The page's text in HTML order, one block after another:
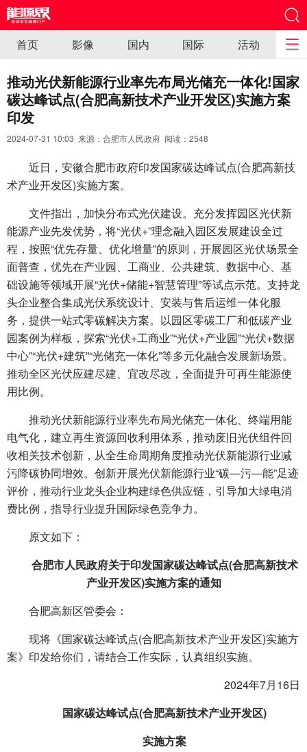
首页 影像 国内 国际 活动
推动光伏新能源行业率先布局光储充一体化!国家
碳达峰试点(合肥高新技术产业开发区)实施方案
印发
2024-07-31 10:03 来源：合肥市人民政府 阅读： 2548
近日，安徽合肥市政府印发国家碳达峰试点(合肥高新技
术产业开发区)实施方案。
文件指出，加快分布式光伏建设。充分发挥园区光伏新
能源产业先发优势，将“光伏+”理念融入园区发展建设全过
程，按照“优先存量、优化增量”的原则，开展园区光伏场景全
面普查，优先在产业园、工商业、公共建筑、数据中心、基
础设施等领域开展“光伏+储能+智慧管理”等试点示范。支持龙
头企业整合集成光伏系统设计、安装与售后运维一体化服
务，提供一站式零碳解决方案。以园区零碳工厂和低碳产业
园案例为样板，探索“光伏+工商业”“光伏+产业园”“光伏+数据
中心”“光伏+建筑”“光储充一体化”等多元化融合发展新场景。
推动全区光伏应建尽建、宜改尽改，全面提升可再生能源使
用比例。
推动光伏新能源行业率先布局光储充一体化、终端用能
电气化，建立再生资源回收利用体系，推动废旧光伏组件回
收相关技术创新，从全生命周期角度推动光伏新能源行业减
污降碳协同增效。创新开展光伏新能源行业“碳—污—能”足迹
评价，推动行业龙头企业构建绿色供应链，引导加大绿电消
费比例，指导行业提升国际绿色竞争力。
原文如下：
合肥市人民政府关于印发国家碳达峰试点(合肥高新技术
产业开发区)实施方案的通知
合肥高新区管委会：
现将《国家碳达峰试点(合肥高新技术产业开发区)实施方
案》印发给你们，请结合工作实际，认真组织实施。
2024年7月16日
国家碳达峰试点(合肥高新技术产业开发区)
实施方案